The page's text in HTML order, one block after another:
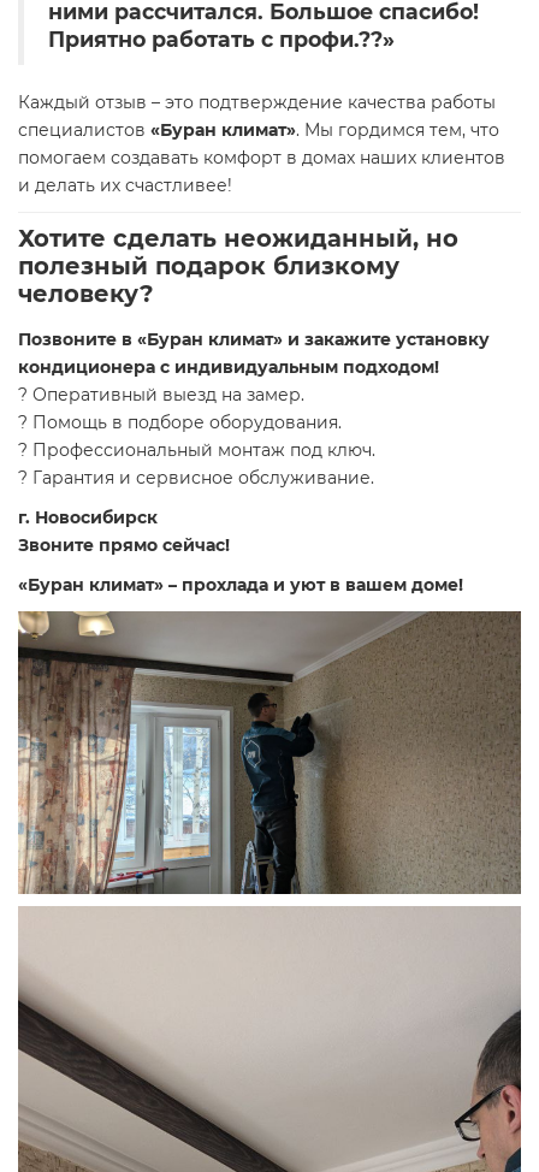
ними рассчитался. Большое спасибо!
Приятно работать с профи.??»
Каждый отзыв – это подтверждение качества работы
специалистов «Буран климат». Мы гордимся тем, что
помогаем создавать комфорт в домах наших клиентов
и делать их счастливее!
Хотите сделать неожиданный, но
полезный подарок близкому
человеку?
Позвоните в «Буран климат» и закажите установку
кондиционера с индивидуальным подходом!
? Оперативный выезд на замер.
? Помощь в подборе оборудования.
? Профессиональный монтаж под ключ.
? Гарантия и сервисное обслуживание.
г. Новосибирск
Звоните прямо сейчас!
«Буран климат» – прохлада и уют в вашем доме!